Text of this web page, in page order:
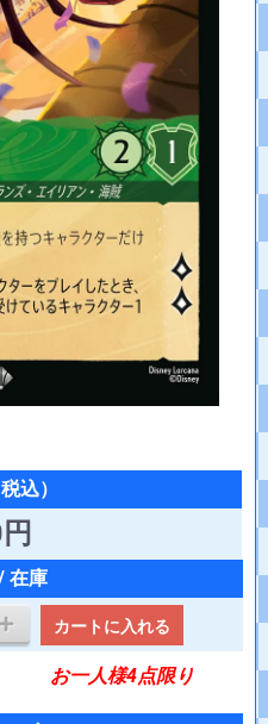
カートに入れる
お一人様4点限り